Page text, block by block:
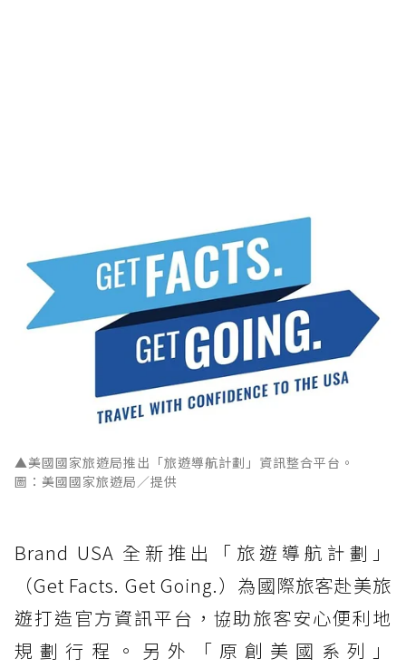
▲美國國家旅遊局推出「旅遊導航計劃」資訊整合平台。
圖：美國國家旅遊局／提供
Brand USA 全新推出「旅遊導航計劃」
（Get Facts. Get Going.）為國際旅客赴美旅
遊打造官方資訊平台，協助旅客安心便利地
規劃行程。另外「原創美國系列」